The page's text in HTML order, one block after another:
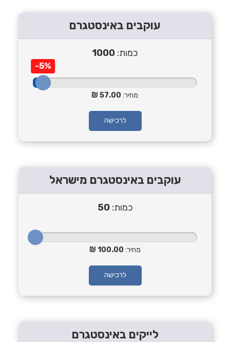
עוקבים באינסטגרם
כמות: 1000
-5%
מחיר: 57.00
לרכישה
עוקבים באינסטגרם מישראל
כמות:50
מחיר: 100.00
לרכישה
לייקים באינסטגרם